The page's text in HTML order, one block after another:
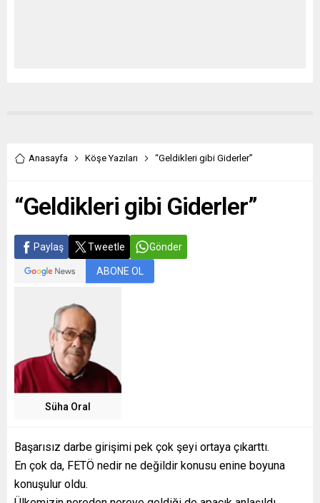
Anasayfa Köşe Yazıları “Geldikleri gibi Giderler”
“Geldikleri gibi Giderler”
Paylaş Tweetle Gönder
ABONE OL
Süha Oral
Başarısız darbe girişimi pek çok şeyi ortaya çıkarttı.
En çok da, FETÖ nedir ne değildir konusu enine boyuna
konuşulur oldu.